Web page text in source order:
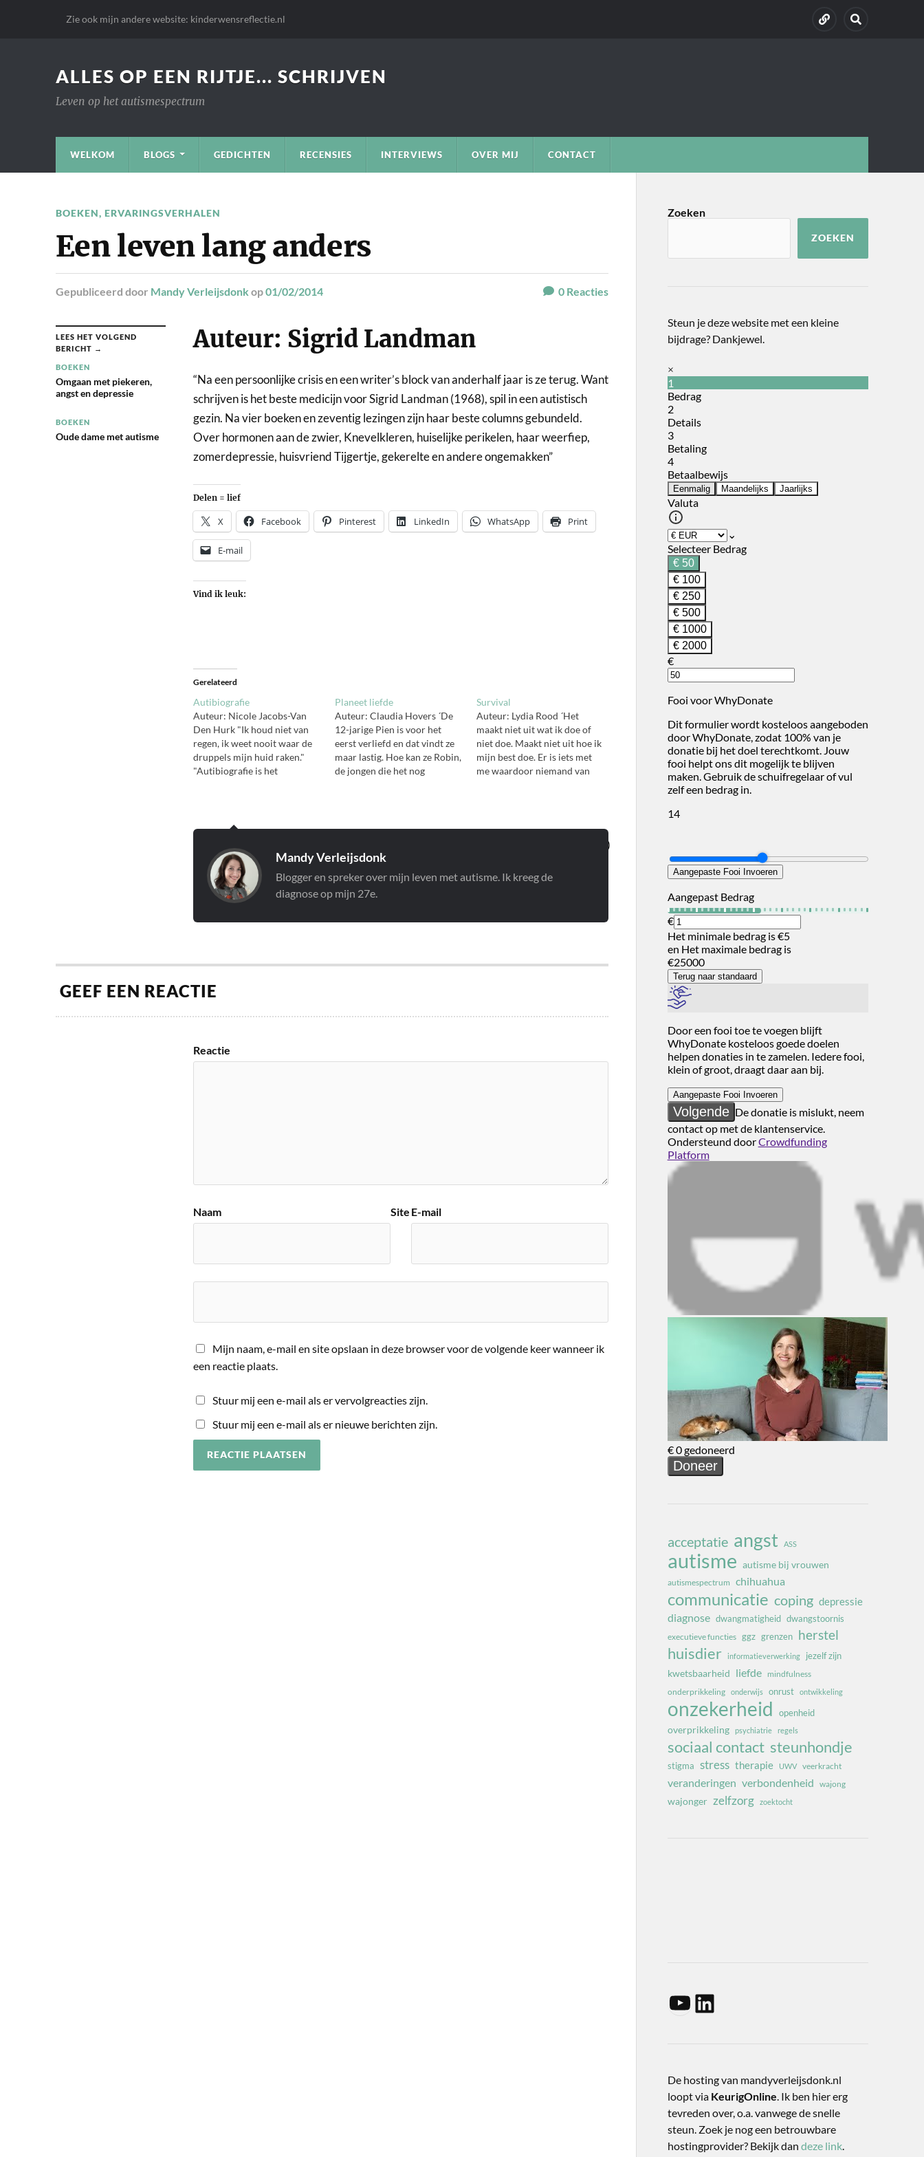
Zie ook mijn andere website: kinderwensreflectie.nl
ALLES OP EEN RIJTJE... SCHRIJVEN
Leven op het autismespectrum
WELKOM BLOGS GEDICHTEN RECENSIES INTERVIEWS OVER MIJ CONTACT
BOEKEN, ERVARINGSVERHALEN
Een leven lang anders
Gepubliceerd door Mandy Verleijsdonk op01/02/2014 0Reacties
LEES HET VOLGEND
BERICHT →
BOEKEN
Omgaan met piekeren,
angst en depressie
BOEKEN
Oude dame met autisme
Auteur: Sigrid Landman
“Na een persoonlijke crisis en een writer’s block van anderhalf jaar is ze terug. Want
schrijven is het beste medicijn voor Sigrid Landman (1968), spil in een autistisch
gezin. Na vier boeken en zeventig lezingen zijn haar beste columns gebundeld.
Over hormonen aan de zwier, Knevelkleren, huiselijke perikelen, haar weerfiep,
zomerdepressie, huisvriend Tijgertje, gekerelte en andere ongemakken”
Delen = lief
X Facebook Pinterest LinkedIn WhatsApp Print
E-mail
Vind ik leuk:
Gerelateerd
Autibiografie
Auteur: Nicole Jacobs-Van
Den Hurk "Ik houd niet van
regen, ik weet nooit waar de
druppels mijn huid raken."
"Autibiografie is het
begrijpen en doet ze hard
te leren en te leven. Of
simpelweg…
Planeet liefde
Auteur: Claudia Hovers ´De
12-jarige Pien is voor het
eerst verliefd en dat vindt ze
maar lastig. Hoe kan ze Robin,
de jongen die het nog
problemen…
Survival
Auteur: Lydia Rood ´Het
maakt niet uit wat ik doe of
niet doe. Maakt niet uit hoe ik
mijn best doe. Er is iets met
me waardoor niemand van
Mandy Verleijsdonk
Blogger en spreker over mijn leven met autisme. Ik kreeg de
diagnose op mijn 27e.
GEEF EEN REACTIE
Reactie
Naam E-mail
Site
Mijn naam, e-mail en site opslaan in deze browser voor de volgende keer wanneer ik
een reactie plaats.
Stuur mij een e-mail als er vervolgreacties zijn.
Stuur mij een e-mail als er nieuwe berichten zijn.
Zoeken
ZOEKEN
Steun je deze website met een kleine
bijdrage? Dankjewel.
acceptatie angst ASS
autisme autisme bij vrouwen
autismespectrum chihuahua
communicatie coping depressie
diagnose dwangmatigheid dwangstoornis
executieve functies ggz grenzen herstel
huisdier informatieverwerking jezelf zijn
kwetsbaarheid liefde
mindfulness
onderprikkeling
onderwijs onrust ontwikkeling
onzekerheid openheid
overprikkeling psychiatrie regels
sociaal contact steunhondje
stigma stress therapie UWV veerkracht
veranderingen verbondenheid wajong
wajonger zelfzorg zoektocht
De hosting van mandyverleijsdonk.nl
loopt via KeurigOnline. Ik ben hier erg
tevreden over, o.a. vanwege de snelle
steun. Zoek je nog een betrouwbare
hostingprovider? Bekijk dan deze link.